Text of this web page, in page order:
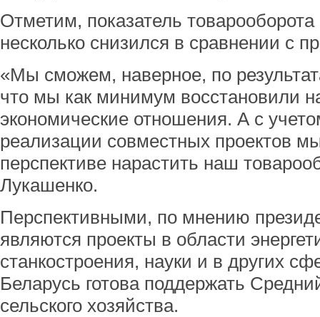
Отметим, показатель
несколько снизился в сравнении с
«Мы сможем, наверное, по
что мы как минимум восстановили
экономические отношения. А с
реализации совместных проектов
перспективе нарастить наш
Лукашенко.
Перспективными, по мнению
являются проекты в области
станкостроения, науки и в других
Беларусь готова поддержать
сельского хозяйства.